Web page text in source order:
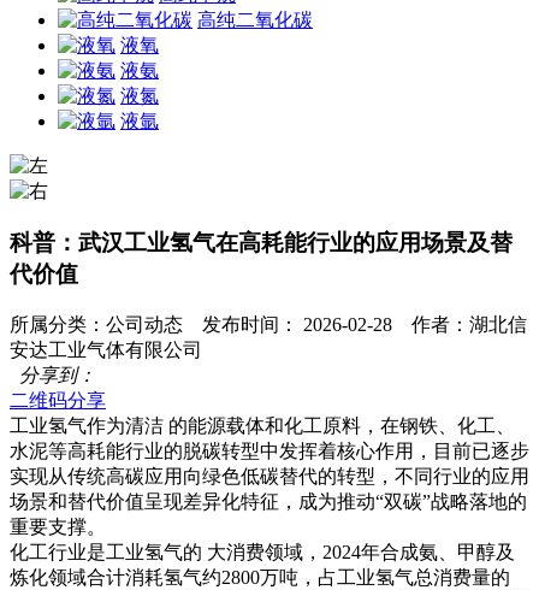
高纯二氧化碳
液氧
液氨
液氮
液氩
科普：武汉工业氢气在高耗能行业的应用场景及替
代价值
所属分类：公司动态 发布时间： 2026-02-28 作者：湖北信
安达工业气体有限公司
分享到：
二维码分享
工业氢气作为清洁 的能源载体和化工原料，在钢铁、化工、
水泥等高耗能行业的脱碳转型中发挥着核心作用，目前已逐步
实现从传统高碳应用向绿色低碳替代的转型，不同行业的应用
场景和替代价值呈现差异化特征，成为推动“双碳”战略落地的
重要支撑。
化工行业是工业氢气的 大消费领域，2024年合成氨、甲醇及
炼化领域合计消耗氢气约2800万吨，占工业氢气总消费量的